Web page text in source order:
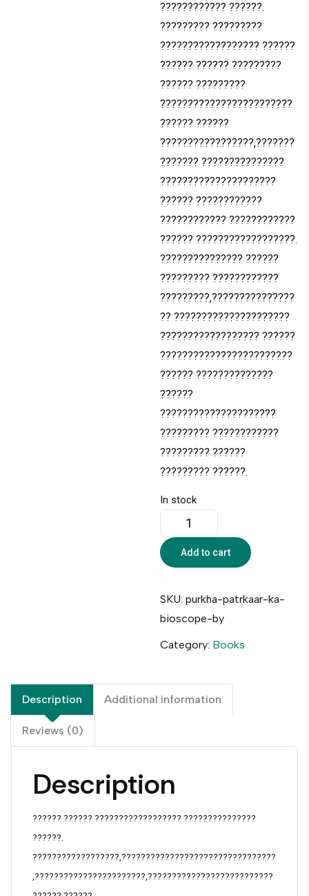
???????????? ??????.
????????? ?????????
?????????????????? ??????
?????? ?????? ?????????
?????? ?????????
????????????????????????
?????? ??????
?????????????????,???????
??????? ???????????????
?????????????????????
?????? ????????????
???????????? ????????????
?????? ??????????????????.
??????????????? ??????
????????? ????????????
?????????,???????????????
?? ?????????????????????
?????????????????? ??????
????????????????????????
?????? ??????????????
??????
?????????????????????
????????? ????????????
????????? ??????
????????? ??????.
In stock
Add to cart
SKU:purkha-patrkaar-ka-
bioscope-by
Category: Books
Description Additional information
Reviews (0)
Description
?????? ?????? ?????????????????? ???????????????
??????.
??????????????????,????????????????????????????????
,???????????????????????,??????????????????????????